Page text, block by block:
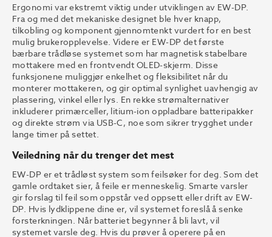
Ergonomi var ekstremt viktig under utviklingen av EW-DP.
Fra og med det mekaniske designet ble hver knapp,
tilkobling og komponent gjennomtenkt vurdert for en best
mulig brukeropplevelse. Videre er EW-DP det første
bærbare trådløse systemet som har magnetisk stabelbare
mottakere med en frontvendt OLED-skjerm. Disse
funksjonene muliggjør enkelhet og fleksibilitet når du
monterer mottakeren, og gir optimal synlighet uavhengig av
plassering, vinkel eller lys. En rekke strømalternativer
inkluderer primærceller, litium-ion oppladbare batteripakker
og direkte strøm via USB-C, noe som sikrer trygghet under
lange timer på settet.
Veiledning når du trenger det mest
EW-DP er et trådløst system som feilsøker for deg. Som det
gamle ordtaket sier, å feile er menneskelig. Smarte varsler
gir forslag til feil som oppstår ved oppsett eller drift av EW-
DP. Hvis lydklippene dine er, vil systemet foreslå å senke
forsterkningen. Når batteriet begynner å bli lavt, vil
systemet varsle deg. Hvis du prøver å operere på en